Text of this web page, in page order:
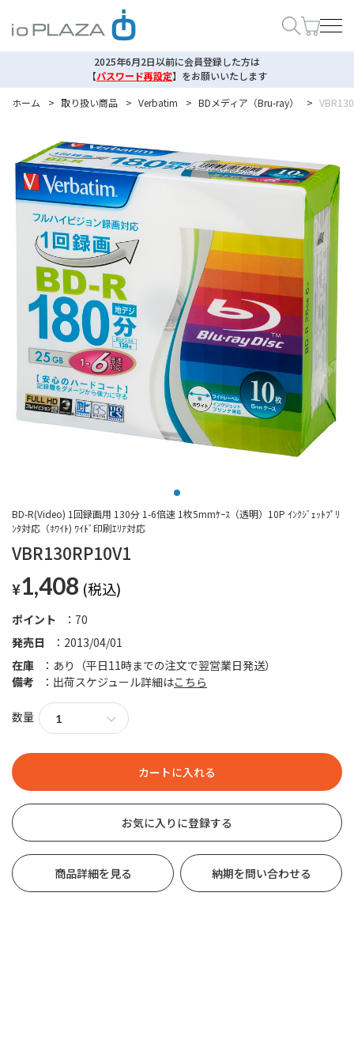
2025年6月2日以前に会員登録した方は
【パスワード再設定】 をお願いいたします
ホーム
> 取り扱い商品 > Verbatim > BDメディア（Bru-ray） >
VBR130RP10V1
BD-R(Video) 1回録画用 130分 1-6倍速 1枚5mmｹｰｽ（透明）10P ｲﾝｸｼﾞｪｯﾄﾌﾟﾘ
ﾝﾀ対応（ﾎﾜｲﾄ) ﾜｲﾄﾞ印刷ｴﾘｱ対応
¥1,408
発売日 2013/04/01
ポイント 70
在庫
あり（平日11時までの注文で翌営業日発送）
備考
出荷スケジュール詳細はこちら
数量
お気に入りに登録する
商品詳細を見る 納期を問い合わせる